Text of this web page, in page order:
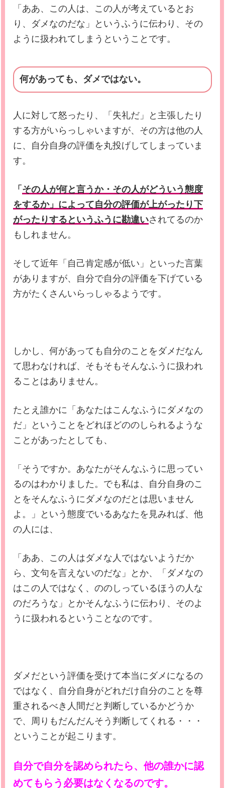
「ああ、この人は、この人が考えているとお
り、ダメなのだな」というふうに伝わり、その
ように扱われてしまうということです。
何があっても、ダメではない。
人に対して怒ったり、「失礼だ」と主張したり
する方がいらっしゃいますが、その方は他の人
に、自分自身の評価を丸投げしてしまっていま
す。
「 その人が何と言うか・その人がどういう態度
をするか」によって自分の評価が上がったり下
がったりするというふうに勘違いされてるのか
もしれません。
そして近年「自己肯定感が低い」といった言葉
がありますが、自分で自分の評価を下げている
方がたくさんいらっしゃるようです。
しかし、何があっても自分のことをダメだなん
て思わなければ、そもそもそんなふうに扱われ
ることはありません。
たとえ誰かに「あなたはこんなふうにダメなの
だ」ということをどれほどののしられるような
ことがあったとしても、
「そうですか。あなたがそんなふうに思ってい
るのはわかりました。でも私は、自分自身のこ
とをそんなふうにダメなのだとは思いません
よ。」という態度でいるあなたを見みれば、他
の人には、
「ああ、この人はダメな人ではないようだか
ら、文句を言えないのだな」とか、「ダメなの
はこの人ではなく、ののしっているほうの人な
のだろうな」とかそんなふうに伝わり、そのよ
うに扱われるということなのです。
ダメだという評価を受けて本当にダメになるの
ではなく、自分自身がどれだけ自分のことを尊
重されるべき人間だと判断しているかどうか
で、周りもだんだんそう判断してくれる・・・
ということが起こります。
自分で自分を認められたら、他の誰かに認
めてもらう必要はなくなるのです。